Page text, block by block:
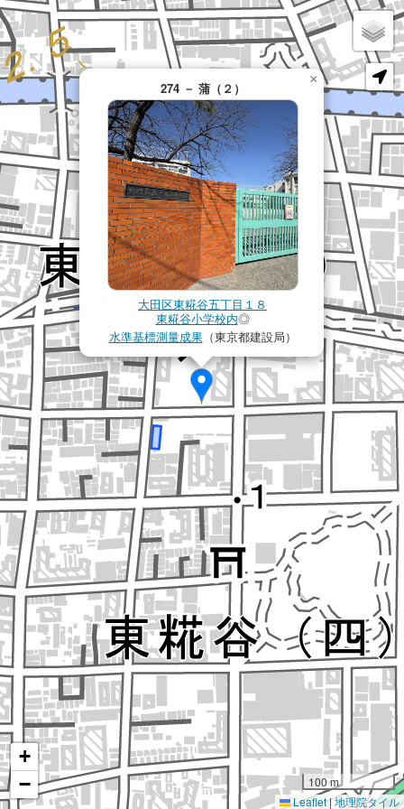
274 － 蒲（２）
大田区東糀谷五丁目１８
東糀谷小学校内◎
水準基標測量成果（東京都建設局）
×
+
−
100 m
Leaflet|地理院タイル